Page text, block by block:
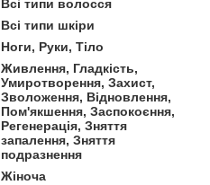
Всі типи волосся
Всі типи шкіри
Ноги, Руки, Тіло
Живлення, Гладкість,
Умиротворення, Захист,
Зволоження, Відновлення,
Пом'якшення, Заспокоєння,
Регенерація, Зняття
запалення, Зняття
подразнення
Жіноча